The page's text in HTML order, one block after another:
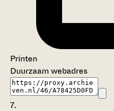
Printen
Duurzaam webadres
7.